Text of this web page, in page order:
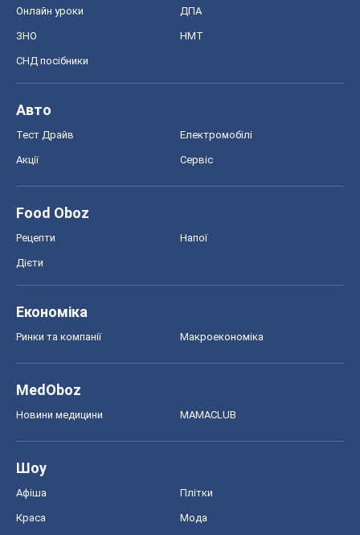
Онлайн уроки ДПА
ЗНО НМТ
СНД посібники
Авто
Тест Драйв Електромобілі
Акції Сервіс
Food Oboz
Рецепти Напої
Дієти
Економіка
Ринки та компанії Макроекономіка
MedOboz
Новини медицини MAMACLUB
Шоу
Афіша Плітки
Краса Мода